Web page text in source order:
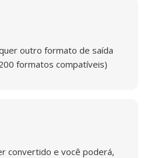
outro formato de saída
formatos compatíveis)
convertido e você poderá,